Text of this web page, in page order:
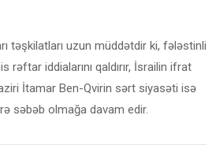
təşkilatları uzun müddətdir ki, fələstinli
rəftar iddialarını qaldırır, İsrailin ifrat
İtamar Ben-Qvirin sərt siyasəti isə
səbəb olmağa davam edir.